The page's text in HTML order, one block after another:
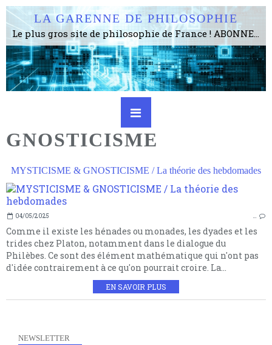
LA GARENNE DE PHILOSOPHIE
Le plus gros site de philosophie de France ! ABONNEZ-VOUS ! 4115 Articles, 1634 abonné·e·s, depuis 2006 . . . . . . . . 2 852 214 pages vues jusqu'à présent. Prestance et être apte à un plus grand nombre de choses.
GNOSTICISME
MYSTICISME & GNOSTICISME / La théorie des hebdomades
04/05/2025 …
Comme il existe les hénades ou monades, les dyades et les
trides chez Platon, notamment dans le dialogue du
Philèbes. Ce sont des élément mathématique qui n'ont pas
d'idée contrairement à ce qu'on pourrait croire. La...
EN SAVOIR PLUS
NEWSLETTER